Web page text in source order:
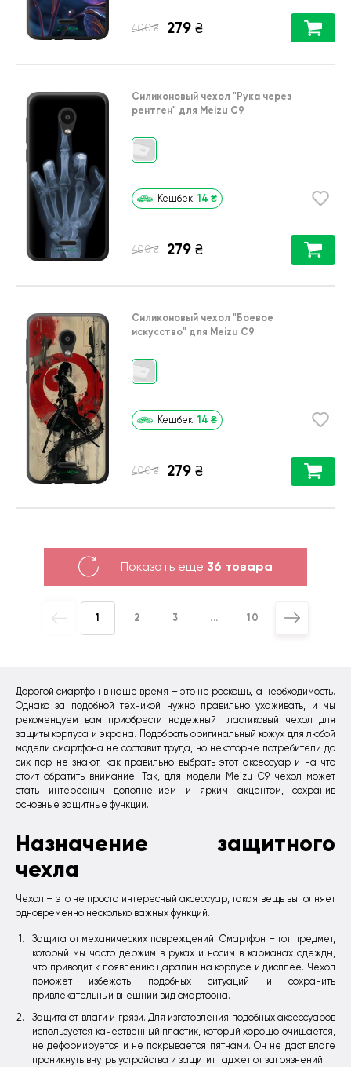
Дорогой смартфон в наше время – это не роскошь, а необходимость.
Однако за подобной техникой нужно правильно ухаживать, и мы
рекомендуем вам приобрести надежный пластиковый чехол для
защиты корпуса и экрана. Подобрать оригинальный кожух для любой
модели смартфона не составит труда, но некоторые потребители до
сих пор не знают, как правильно выбрать этот аксессуар и на что
стоит обратить внимание. Так, для модели Meizu C9 чехол может
стать интересным дополнением и ярким акцентом, сохранив
основные защитные функции.
Назначение защитного
чехла
Чехол – это не просто интересный аксессуар, такая вещь выполняет
одновременно несколько важных функций.
Защита от механических повреждений. Смартфон – тот предмет,
который мы часто держим в руках и носим в карманах одежды,
что приводит к появлению царапин на корпусе и дисплее. Чехол
поможет избежать подобных ситуаций и сохранить
привлекательный внешний вид смартфона.
Защита от влаги и грязи. Для изготовления подобных аксессуаров
используется качественный пластик, который хорошо очищается,
не деформируется и не покрывается пятнами. Он не даст влаге
проникнуть внутрь устройства и защитит гаджет от загрязнений.
400 ₴ 279 ₴
Силиконовый чехол "Рука через
рентген" для Meizu C9
Кешбек 14 ₴
400 ₴ 279 ₴
Силиконовый чехол "Боевое
искусство" для Meizu C9
Кешбек 14 ₴
400 ₴ 279 ₴
Показать еще 36 товара
1 2 3 ... 10